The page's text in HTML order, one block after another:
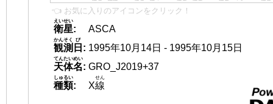
👈 お気に入りのアイコンをクリック！
衛星
えいせい
:
ASCA
観測
かんそく
日
び
: 1995年10月14日 - 1995年10月15日
天体名
てんたいめい
: GRO_J2019+37
種類
しゅるい
: X線
せん